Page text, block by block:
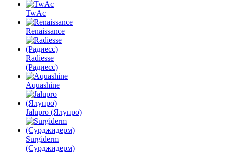
TwAc
Renaissance
Radiesse
(Радиесс)
Aquashine
Jalupro (Ялупро)
Surgiderm
(Сурджидерм)